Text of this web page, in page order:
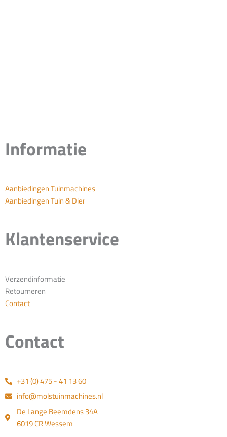
Informatie
Aanbiedingen Tuinmachines
Aanbiedingen Tuin & Dier
Klantenservice
Verzendinformatie
Retourneren
Contact
Contact
+31 (0) 475 - 41 13 60
info@molstuinmachines.nl
De Lange Beemdens 34A
6019 CR Wessem